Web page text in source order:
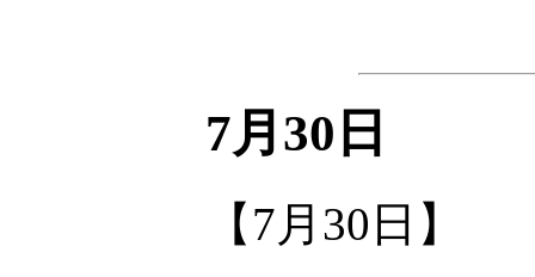
7月30日
【7月30日】